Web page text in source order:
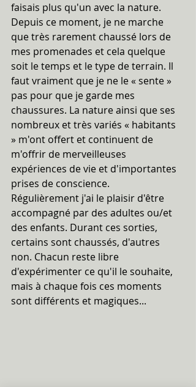
faisais plus qu'un avec la nature.
Depuis ce moment, je ne marche
que très rarement chaussé lors de
mes promenades et cela quelque
soit le temps et le type de terrain. Il
faut vraiment que je ne le « sente »
pas pour que je garde mes
chaussures. La nature ainsi que ses
nombreux et très variés « habitants
» m'ont offert et continuent de
m'offrir de merveilleuses
expériences de vie et d'importantes
prises de conscience.
Régulièrement j'ai le plaisir d'être
accompagné par des adultes ou/et
des enfants. Durant ces sorties,
certains sont chaussés, d'autres
non. Chacun reste libre
d'expérimenter ce qu'il le souhaite,
mais à chaque fois ces moments
sont différents et magiques...